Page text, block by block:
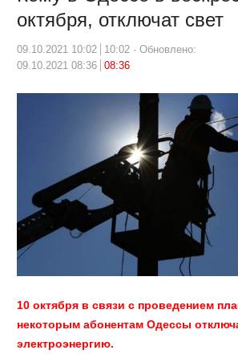
октября, отключат свет
09.10.2021 10:02 10:02
Обновлено:
09.10.2021 08:36
08:36
10 октября в связи с проведением
некоторым абонентам Одессы
электроэнергию.